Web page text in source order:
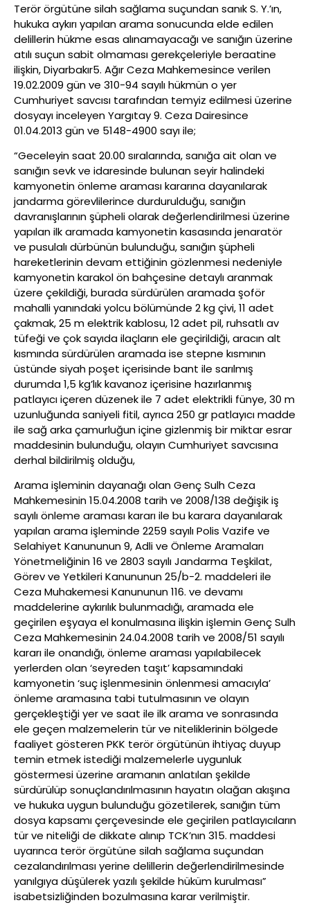
Terör örgütüne silah sağlama suçundan sanık S. Y.’ın,
hukuka aykırı yapılan arama sonucunda elde edilen
delillerin hükme esas alınamayacağı ve sanığın üzerine
atılı suçun sabit olmaması gerekçeleriyle beraatine
ilişkin, Diyarbakır5. Ağır Ceza Mahkemesince verilen
19.02.2009 gün ve 310-94 sayılı hükmün o yer
Cumhuriyet savcısı tarafından temyiz edilmesi üzerine
dosyayı inceleyen Yargıtay 9. Ceza Dairesince
01.04.2013 gün ve 5148-4900 sayı ile;
“Geceleyin saat 20.00 sıralarında, sanığa ait olan ve
sanığın sevk ve idaresinde bulunan seyir halindeki
kamyonetin önleme araması kararına dayanılarak
jandarma görevlilerince durdurulduğu, sanığın
davranışlarının şüpheli olarak değerlendirilmesi üzerine
yapılan ilk aramada kamyonetin kasasında jenaratör
ve pusulalı dürbünün bulunduğu, sanığın şüpheli
hareketlerinin devam ettiğinin gözlenmesi nedeniyle
kamyonetin karakol ön bahçesine detaylı aranmak
üzere çekildiği, burada sürdürülen aramada şoför
mahalli yanındaki yolcu bölümünde 2 kg çivi, 11 adet
çakmak, 25 m elektrik kablosu, 12 adet pil, ruhsatlı av
tüfeği ve çok sayıda ilaçların ele geçirildiği, aracın alt
kısmında sürdürülen aramada ise stepne kısmının
üstünde siyah poşet içerisinde bant ile sarılmış
durumda 1,5 kg’lık kavanoz içerisine hazırlanmış
patlayıcı içeren düzenek ile 7 adet elektrikli fünye, 30 m
uzunluğunda saniyeli fitil, ayrıca 250 gr patlayıcı madde
ile sağ arka çamurluğun içine gizlenmiş bir miktar esrar
maddesinin bulunduğu, olayın Cumhuriyet savcısına
derhal bildirilmiş olduğu,
Arama işleminin dayanağı olan Genç Sulh Ceza
Mahkemesinin 15.04.2008 tarih ve 2008/138 değişik iş
sayılı önleme araması kararı ile bu karara dayanılarak
yapılan arama işleminde 2259 sayılı Polis Vazife ve
Selahiyet Kanununun 9, Adli ve Önleme Aramaları
Yönetmeliğinin 16 ve 2803 sayılı Jandarma Teşkilat,
Görev ve Yetkileri Kanununun 25/b-2. maddeleri ile
Ceza Muhakemesi Kanununun 116. ve devamı
maddelerine aykırılık bulunmadığı, aramada ele
geçirilen eşyaya el konulmasına ilişkin işlemin Genç Sulh
Ceza Mahkemesinin 24.04.2008 tarih ve 2008/51 sayılı
kararı ile onandığı, önleme araması yapılabilecek
yerlerden olan ‘seyreden taşıt’ kapsamındaki
kamyonetin ‘suç işlenmesinin önlenmesi amacıyla’
önleme aramasına tabi tutulmasının ve olayın
gerçekleştiği yer ve saat ile ilk arama ve sonrasında
ele geçen malzemelerin tür ve niteliklerinin bölgede
faaliyet gösteren PKK terör örgütünün ihtiyaç duyup
temin etmek istediği malzemelerle uygunluk
göstermesi üzerine aramanın anlatılan şekilde
sürdürülüp sonuçlandırılmasının hayatın olağan akışına
ve hukuka uygun bulunduğu gözetilerek, sanığın tüm
dosya kapsamı çerçevesinde ele geçirilen patlayıcıların
tür ve niteliği de dikkate alınıp TCK’nın 315. maddesi
uyarınca terör örgütüne silah sağlama suçundan
cezalandırılması yerine delillerin değerlendirilmesinde
yanılgıya düşülerek yazılı şekilde hüküm kurulması”
isabetsizliğinden bozulmasına karar verilmiştir.